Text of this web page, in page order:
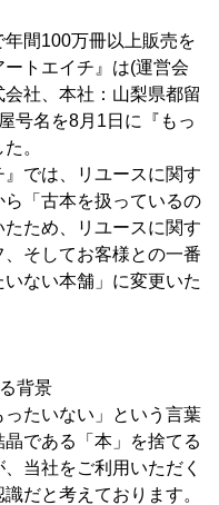
間100万冊以上販売を
トエイチ』は(運営会
社、本社：山梨県都留
号名を8月1日に『もっ
。
では、リユースに関す
「古本を扱っているの
ため、リユースに関す
そしてお客様との一番
ない本舗」に変更いた
背景
たいない」という言葉
である「本」を捨てる
当社をご利用いただく
だと考えております。